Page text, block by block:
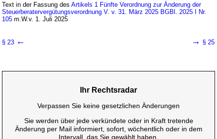
Text in der Fassung desArtikels 1 Fünfte Verordnung zur Änderung der
Steuerberatervergütungsverordnung V. v. 31. März 2025 BGBl. 2025 I Nr.
105 m.W.v. 1. Juli 2025
§ 23 ← → § 25
Ihr Rechtsradar
Verpassen Sie keine gesetzlichen Änderungen
Sie werden über jede verkündete oder in Kraft tretende
Änderung per Mail informiert, sofort, wöchentlich oder in dem
Intervall, das Sie gewählt haben.